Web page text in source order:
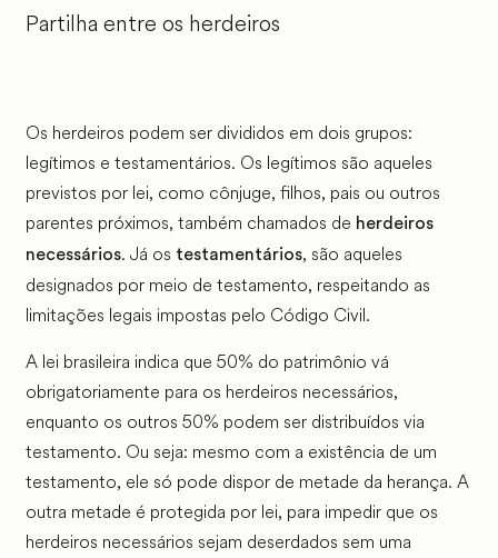
Partilha entre os herdeiros
Os herdeiros podem ser divididos em dois grupos:
legítimos e testamentários. Os legítimos são aqueles
previstos por lei, como cônjuge, filhos, pais ou outros
parentes próximos, também chamados de herdeiros
necessários. Já os testamentários, são aqueles
designados por meio de testamento, respeitando as
limitações legais impostas pelo Código Civil.
A lei brasileira indica que 50% do patrimônio vá
obrigatoriamente para os herdeiros necessários,
enquanto os outros 50% podem ser distribuídos via
testamento. Ou seja: mesmo com a existência de um
testamento, ele só pode dispor de metade da herança. A
outra metade é protegida por lei, para impedir que os
herdeiros necessários sejam deserdados sem uma